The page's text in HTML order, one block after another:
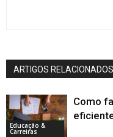
ARTIGOS RELACIONADOS
Educação &
Carreiras
Como